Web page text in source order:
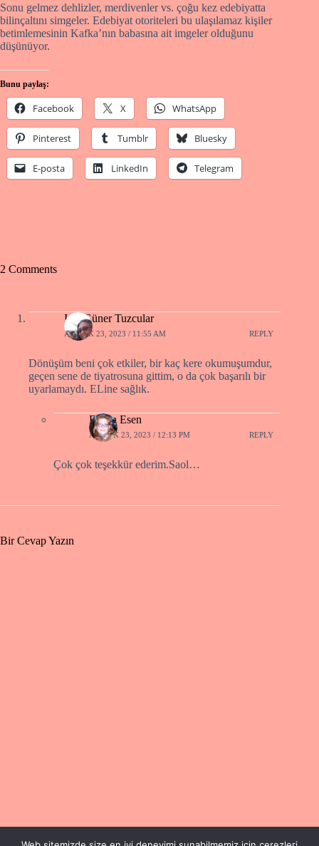
Sonu gelmez dehlizler, merdivenler vs. çoğu kez edebiyatta
bilinçaltını simgeler. Edebiyat otoriteleri bu ulaşılamaz kişiler
betimlemesinin Kafka’nın babasına ait imgeler olduğunu
düşünüyor.
Bunu paylaş:
Facebook X WhatsApp
Pinterest Tumblr Bluesky
E-posta LinkedIn Telegram
2 Comments
Işın Güner Tuzcular
ARALIK 23, 2023 / 11:55 AM REPLY
Dönüşüm beni çok etkiler, bir kaç kere okumuşumdur,
geçen sene de tiyatrosuna gittim, o da çok başarılı bir
uyarlamaydı. ELine sağlık.
Fusun Esen
ARALIK 23, 2023 / 12:13 PM REPLY
Çok çok teşekkür ederim.Saol…
Bir Cevap Yazın